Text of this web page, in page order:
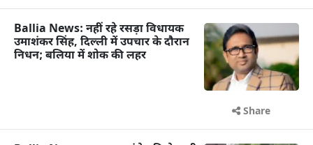
Ballia News: नहीं रहे रसड़ा विधायक
उमाशंकर सिंह, दिल्ली में उपचार के दौरान
निधन; बलिया में शोक की लहर
Share